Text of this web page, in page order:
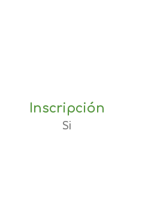
Inscripción
Si